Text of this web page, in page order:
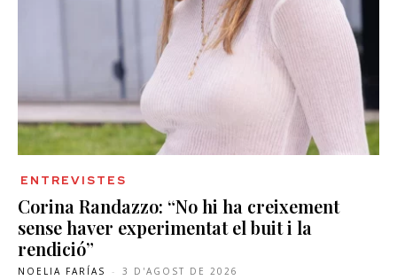
ENTREVISTES
Corina Randazzo: “No hi ha creixement
sense haver experimentat el buit i la
rendició”
NOELIA FARÍAS - 3 D'AGOST DE 2026